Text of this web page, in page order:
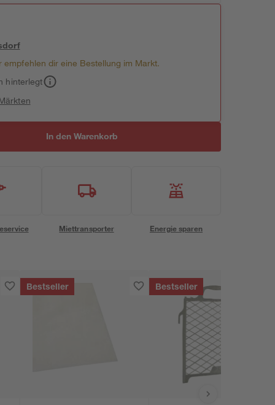
empfehlen dir eine Bestellung im Markt.
hinterlegt
In den Warenkorb
Miettransporter Energie sparen
Bestseller Bestseller